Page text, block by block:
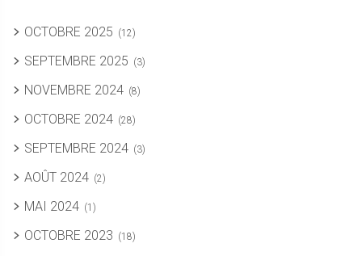
OCTOBRE 2025 (12)
SEPTEMBRE 2025 (3)
NOVEMBRE 2024 (8)
OCTOBRE 2024 (28)
SEPTEMBRE 2024 (3)
AOÛT 2024 (2)
MAI 2024 (1)
OCTOBRE 2023 (18)